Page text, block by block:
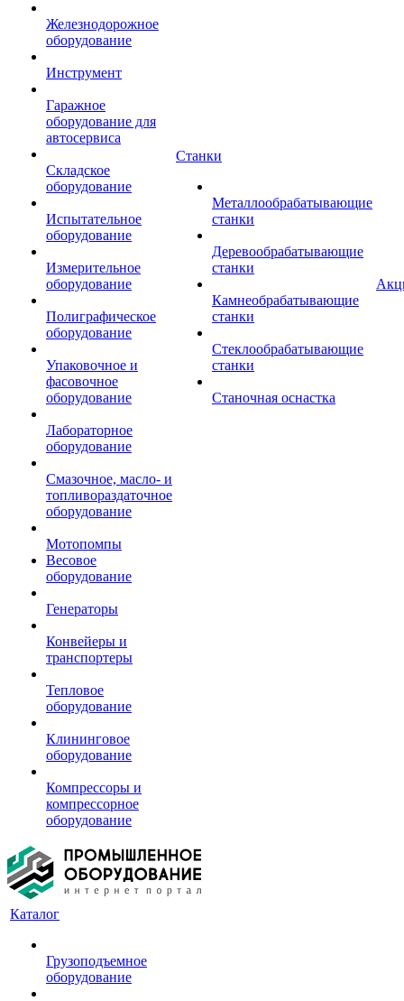
Железнодорожное
оборудование
Инструмент
Гаражное
оборудование для
автосервиса
Складское
оборудование
Испытательное
оборудование
Измерительное
оборудование
Полиграфическое
оборудование
Упаковочное и
фасовочное
оборудование
Лабораторное
оборудование
Смазочное, масло- и
топливораздаточное
оборудование
Мотопомпы
Весовое
оборудование
Генераторы
Конвейеры и
транспортеры
Тепловое
оборудование
Клининговое
оборудование
Компрессоры и
компрессорное
оборудование
Станки
Металлообрабатывающие
станки
Деревообрабатывающие
станки
Камнеобрабатывающие
станки
Стеклообрабатывающие
станки
Станочная оснастка
Каталог
Грузоподъемное
оборудование